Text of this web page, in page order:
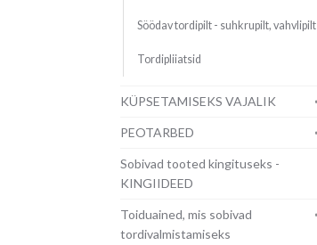
Söödav tordipilt - suhkrupilt, vahvlipilt
Tordipliiatsid
KÜPSETAMISEKS VAJALIK
PEOTARBED
Sobivad tooted kingituseks -
KINGIIDEED
Toiduained, mis sobivad
tordivalmistamiseks